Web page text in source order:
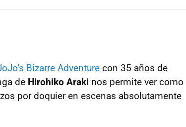
Bizarre Adventure con 35 años de
de Hirohiko Araki nos permite ver como
por doquier en escenas absolutamente